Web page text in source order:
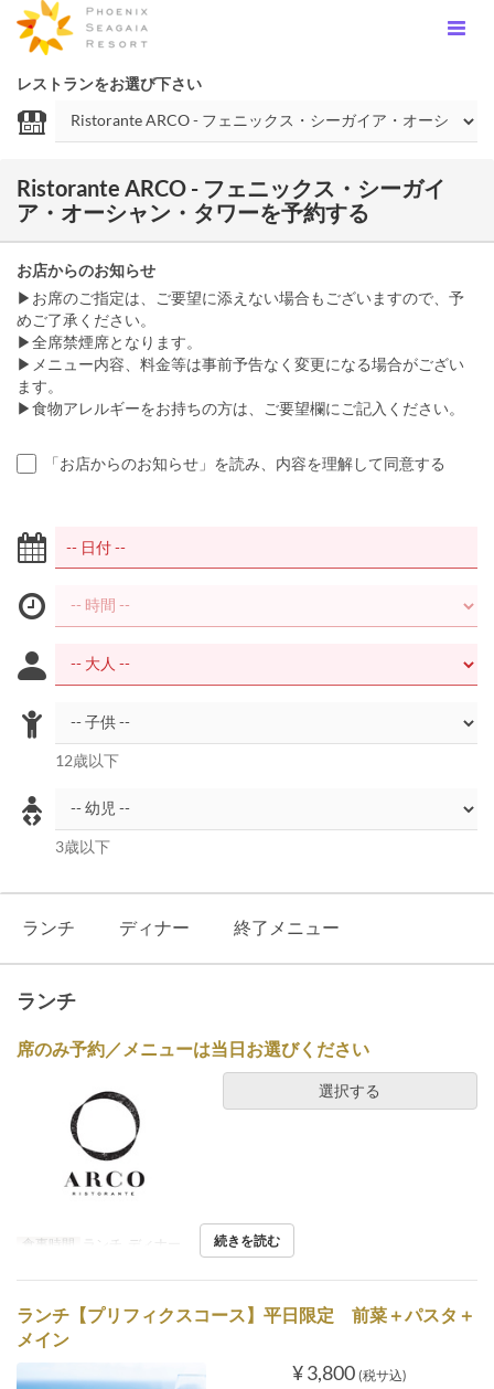
レストランをお選び下さい
Ristorante ARCO - フェニックス・シーガイ
ア・オーシャン・タワーを予約する
お店からのお知らせ
▶お席のご指定は、ご要望に添えない場合もございますので、予
めご了承ください。
▶全席禁煙席となります。
▶メニュー内容、料金等は事前予告なく変更になる場合がござい
ます。
▶食物アレルギーをお持ちの方は、ご要望欄にご記入ください。
「お店からのお知らせ」を読み、内容を理解して同意する
12歳以下
3歳以下
ランチ ディナー 終了メニュー
ランチ
席のみ予約／メニューは当日お選びください
選択する
食事時間 ランチ, ディナー 続きを読む
ランチ【プリフィクスコース】平日限定 前菜＋パスタ＋
メイン
¥ 3,800 (税サ込)